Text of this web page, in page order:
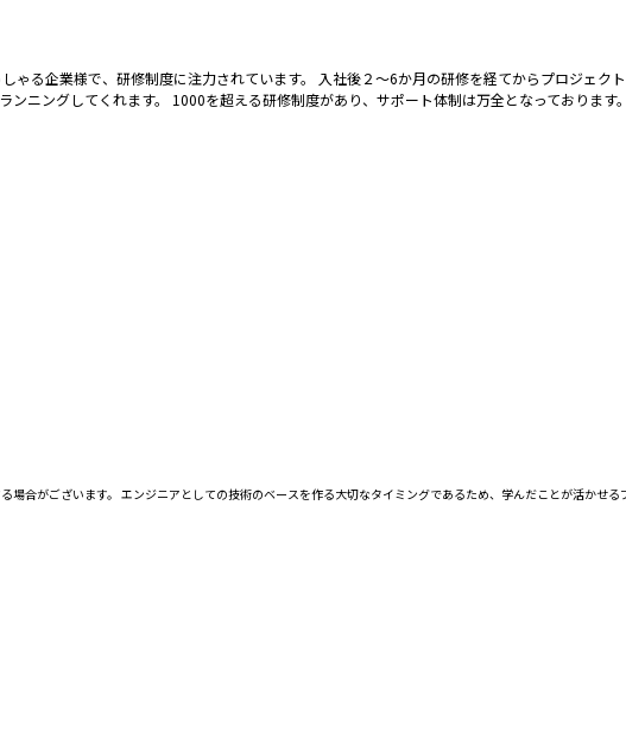
る企業様で、研修制度に注力されています。 入社後２～6か月の研修を経てからプロジェク
ンニングしてくれます。 1000を超える研修制度があり、サポート体制は万全となっておりま
合がございます。 エンジニアとしての技術のベースを作る大切なタイミングであるため、学んだことが活かせ